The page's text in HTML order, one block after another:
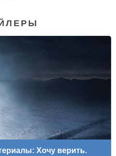
Хочу верить.